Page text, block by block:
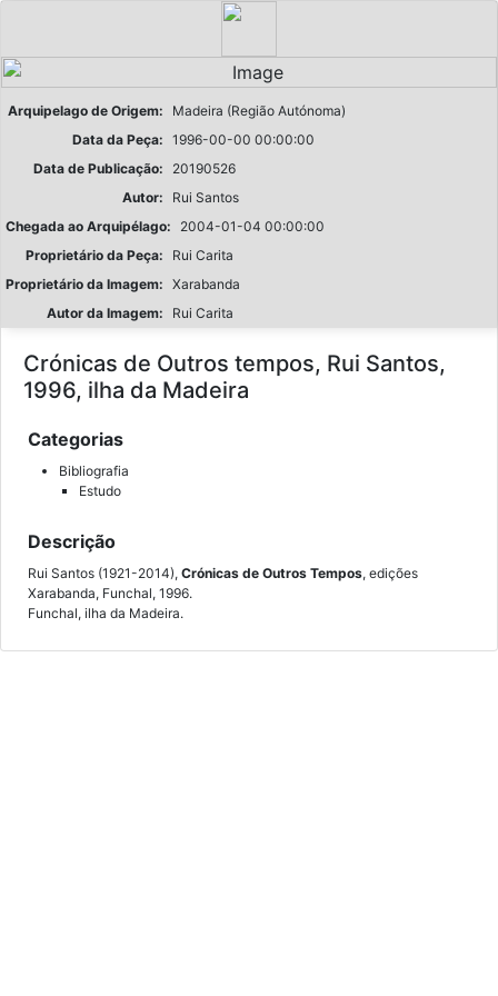
Arquipelago de Origem:
Madeira (Região Autónoma)
Data da Peça: 1996-00-00 00:00:00
Data de Publicação:
20190526
Autor:
Rui Santos
Chegada ao Arquipélago:
2004-01-04 00:00:00
Proprietário da Peça:
Rui Carita
Proprietário da Imagem: Xarabanda
Autor da Imagem:
Rui Carita
Crónicas de Outros tempos, Rui Santos,
1996, ilha da Madeira
Categorias
Bibliografia
Estudo
Descrição
Rui Santos (1921-2014), Crónicas de Outros Tempos, edições
Xarabanda, Funchal, 1996.
Funchal, ilha da Madeira.